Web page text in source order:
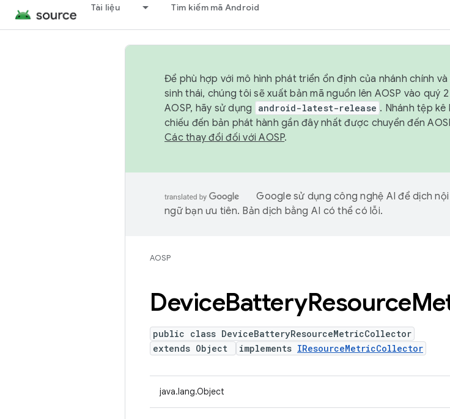
Tài liệu Tìm kiếm mã Android
Để phù hợp với mô hình phát triển ổn định của nhánh chính
sinh thái, chúng tôi sẽ xuất bản mã nguồn lên AOSP vào quý
AOSP, hãy sử dụng
android-latest-release . Nhánh tệp kê
chiếu đến bản phát hành gần đây nhất được chuyển đến
Các thay đổi đối với AOSP.
Google sử dụng công nghệ AI để dịch
ngữ bạn ưu tiên. Bản dịch bằng AI có thể có lỗi.
AOSP
DeviceBatteryResource
public class DeviceBatteryResourceMetricCollector
extends Object
implements IResourceMetricCollector
java.lang.Object